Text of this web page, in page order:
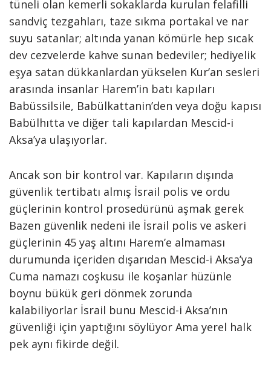
tüneli olan kemerli sokaklar­da kurulan felafilli
sandviç tezgahları, taze sıkma portakal ve nar
suyu satanlar; altında yanan kömürle hep sıcak
dev cezvelerde kahve sunan bedeviler; hediyelik
eşya satan dükkanlardan yükselen Kur’an sesleri
arasında insanlar Harem’in batı kapıları
Babüssilsile, Babülkattanin’den veya doğu kapısı
Babülhıtta ve diğer tali kapılardan Mescid-i
Aksa’ya ulaşıyorlar.
Ancak son bir kontrol var. Kapıların dışında
güvenlik tertibatı almış İsrail polis ve ordu
güçlerinin kontrol prosedürünü aşmak gerek
Bazen güvenlik nedeni ile İsrail polis ve askeri
güçlerinin 45 yaş altını Harem’e almaması
durumunda içeriden dışarıdan Mescid-i Aksa’ya
Cuma namazı coşkusu ile koşanlar hüzünle
boynu bükük geri dönmek zorunda
kalabiliyorlar İsrail bunu Mescid-i Aksa’nın
güvenliği için yaptığını söylüyor Ama yerel halk
pek aynı fikirde değil.